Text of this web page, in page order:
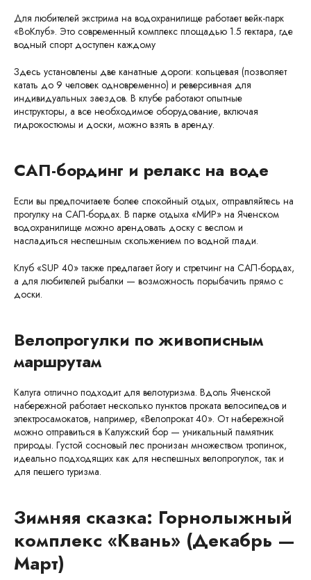
Для любителей экстрима на водохранилище работает вейк-парк
«ВоКлуб». Это современный комплекс площадью 1.5 гектара, где
водный спорт доступен каждому
Здесь установлены две канатные дороги: кольцевая (позволяет
катать до 9 человек одновременно) и реверсивная для
индивидуальных заездов. В клубе работают опытные
инструкторы, а все необходимое оборудование, включая
гидрокостюмы и доски, можно взять в аренду.
САП-бординг и релакс на воде
Если вы предпочитаете более спокойный отдых, отправляйтесь на
прогулку на САП-бордах. В парке отдыха «МИР» на Яченском
водохранилище можно арендовать доску с веслом и
насладиться неспешным скольжением по водной глади.
Клуб «SUP 40» также предлагает йогу и стретчинг на САП-бордах,
а для любителей рыбалки — возможность порыбачить прямо с
доски.
Велопрогулки по живописным
маршрутам
Калуга отлично подходит для велотуризма. Вдоль Яченской
набережной работает несколько пунктов проката велосипедов и
электросамокатов, например, «Велопрокат 40». От набережной
можно отправиться в Калужский бор — уникальный памятник
природы. Густой сосновый лес пронизан множеством тропинок,
идеально подходящих как для неспешных велопрогулок, так и
для пешего туризма.
Зимняя сказка: Горнолыжный
комплекс «Квань» (Декабрь —
Март)